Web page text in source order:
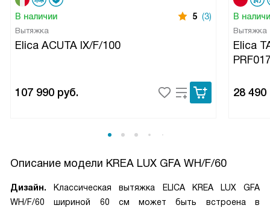
В наличии 5 (3)
Вытяжка
Elica ACUTA IX/F/100
107 990 руб.
В
Вытяжка
Elica
28 490
Описание модели KREA LUX GFA WH/F/60
Дизайн. Классическая вытяжка ELICA KREA LUX GFA
WH/F/60 шириной 60 см может быть встроена в